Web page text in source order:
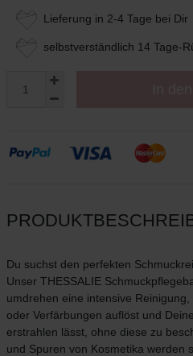
Lieferung in 2-4 Tage bei Dir
selbstverständlich 14 Tage-
Du suchst den perfekten
Unser THESSALIE
umdrehen eine intensive
oder Verfärbungen auflöst und
erstrahlen lässt, ohne diese zu
und Spuren von Kosmetika werden